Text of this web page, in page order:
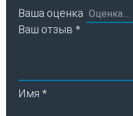
Ваша оценка
Ваш отзыв *
Имя *